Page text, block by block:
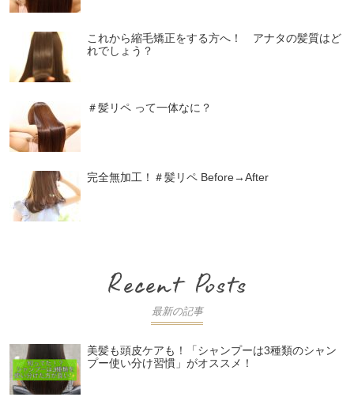
これから縮毛矯正をする方へ！ アナタの髪質はど
れでしょう？
＃髪リペ って一体なに？
完全無加工！＃髪リペ Before→After
最新の記事
美髪も頭皮ケアも！「シャンプーは3種類のシャン
プー使い分け習慣」がオススメ！